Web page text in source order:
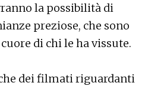
la possibilità di
preziose, che sono
di chi le ha vissute.
dei filmati riguardanti